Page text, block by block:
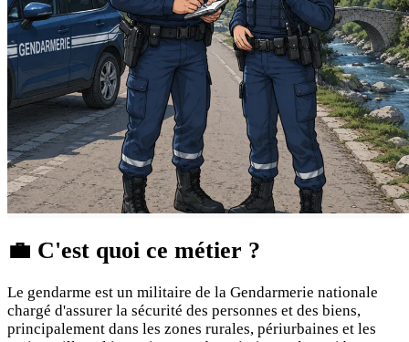
💼 C'est quoi ce métier ?
Le gendarme est un militaire de la Gendarmerie nationale
chargé d'assurer la sécurité des personnes et des biens,
principalement dans les zones rurales, périurbaines et les